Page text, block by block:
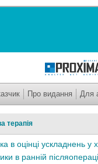
Про видання Для
терапія
в оцінці ускладнень у
в ранній